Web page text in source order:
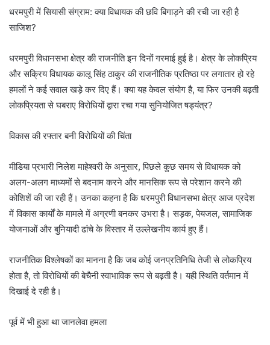
धरमपुरी में सियासी संग्राम: क्या विधायक की छवि बिगाड़ने की रची जा रही है
साजिश?
धरमपुरी विधानसभा क्षेत्र की राजनीति इन दिनों गरमाई हुई है। क्षेत्र के लोकप्रिय
और सक्रिय विधायक कालू सिंह ठाकुर की राजनीतिक प्रतिष्ठा पर लगातार हो रहे
हमलों ने कई सवाल खड़े कर दिए हैं। क्या यह केवल संयोग है, या फिर उनकी बढ़ती
लोकप्रियता से घबराए विरोधियों द्वारा रचा गया सुनियोजित षड्यंत्र?
विकास की रफ्तार बनी विरोधियों की चिंता
मीडिया प्रभारी निलेश माहेश्वरी के अनुसार, पिछले कुछ समय से विधायक को
अलग-अलग माध्यमों से बदनाम करने और मानसिक रूप से परेशान करने की
कोशिशें की जा रही हैं। उनका कहना है कि धरमपुरी विधानसभा क्षेत्र आज प्रदेश
में विकास कार्यों के मामले में अग्रणी बनकर उभरा है। सड़क, पेयजल, सामाजिक
योजनाओं और बुनियादी ढांचे के विस्तार में उल्लेखनीय कार्य हुए हैं।
राजनीतिक विश्लेषकों का मानना है कि जब कोई जनप्रतिनिधि तेजी से लोकप्रिय
होता है, तो विरोधियों की बेचैनी स्वाभाविक रूप से बढ़ती है। यही स्थिति वर्तमान में
दिखाई दे रही है।
पूर्व में भी हुआ था जानलेवा हमला